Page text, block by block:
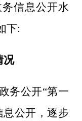
信息公开水
下:
况
务公开“第一
息公开 ，逐步